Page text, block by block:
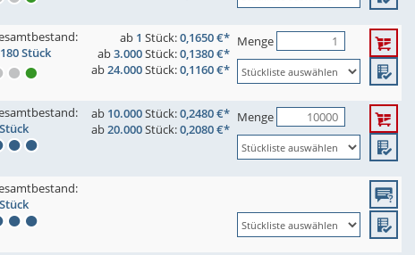
Stück
ab 1 Stück:0,1650 €*
ab3.000Stück:0,1380 €*
ab24.000Stück:0,1160 €*
Menge
ab 10.000Stück:0,2480 €*
ab20.000Stück:0,2080 €*
Menge